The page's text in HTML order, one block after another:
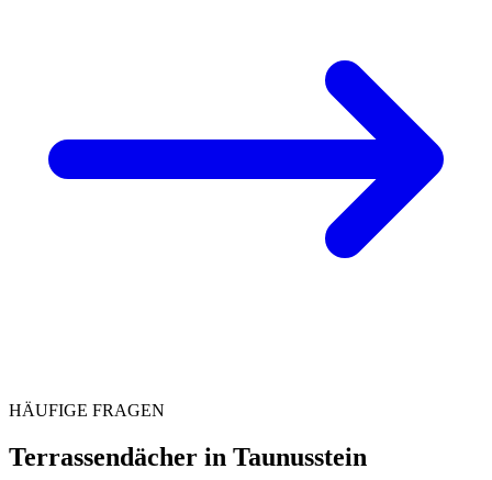
HÄUFIGE FRAGEN
Terrassendächer in Taunusstein